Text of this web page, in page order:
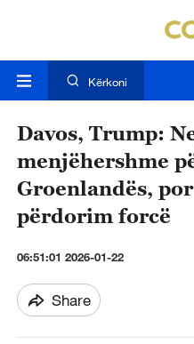
Kërkoni
Davos, Trump:
menjëhershme
Groenlandës,
përdorim forcë
06:51:01 2026-01-22
Share